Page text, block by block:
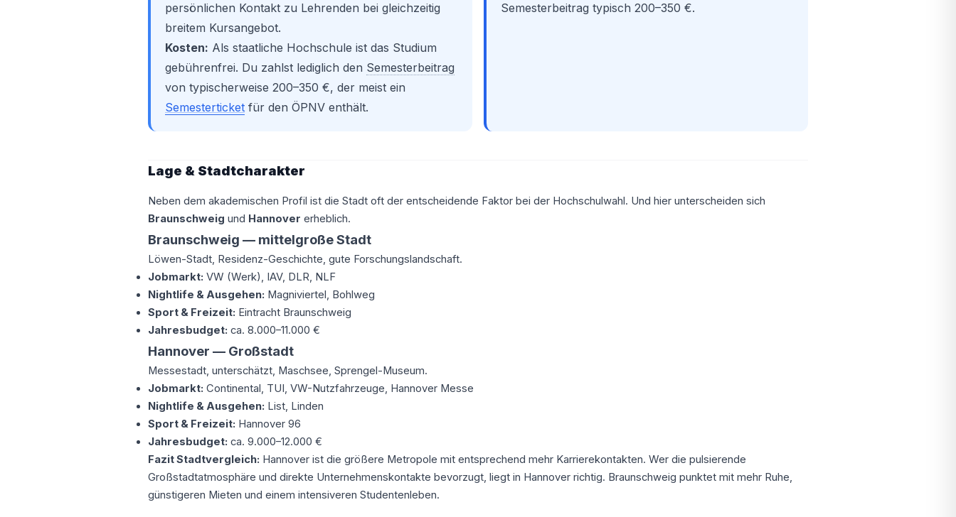
persönlichen Kontakt zu Lehrenden bei gleichzeitig
breitem Kursangebot.
Kosten: Als staatliche Hochschule ist das Studium
gebührenfrei. Du zahlst lediglich den Semesterbeitrag
von typischerweise 200–350 €, der meist ein
Semesterticket für den ÖPNV enthält.
Semesterbeitrag typisch 200–350 €.
Lage & Stadtcharakter
Neben dem akademischen Profil ist die Stadt oft der entscheidende Faktor bei der Hochschulwahl. Und hier unterscheiden sich
Braunschweig und Hannover erheblich.
Braunschweig — mittelgroße Stadt
Löwen-Stadt, Residenz-Geschichte, gute Forschungslandschaft.
Jobmarkt: VW (Werk), IAV, DLR, NLF
Nightlife & Ausgehen: Magniviertel, Bohlweg
Sport & Freizeit: Eintracht Braunschweig
Jahresbudget: ca. 8.000–11.000 €
Hannover — Großstadt
Messestadt, unterschätzt, Maschsee, Sprengel-Museum.
Jobmarkt: Continental, TUI, VW-Nutzfahrzeuge, Hannover Messe
Nightlife & Ausgehen: List, Linden
Sport & Freizeit: Hannover 96
Jahresbudget: ca. 9.000–12.000 €
Fazit Stadtvergleich: Hannover ist die größere Metropole mit entsprechend mehr Karrierekontakten. Wer die pulsierende
Großstadtatmosphäre und direkte Unternehmenskontakte bevorzugt, liegt in Hannover richtig. Braunschweig punktet mit mehr Ruhe,
günstigeren Mieten und einem intensiveren Studentenleben.